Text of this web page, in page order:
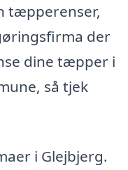
tæpperenser,
der
dine tæpper i
så tjek
i Glejbjerg.